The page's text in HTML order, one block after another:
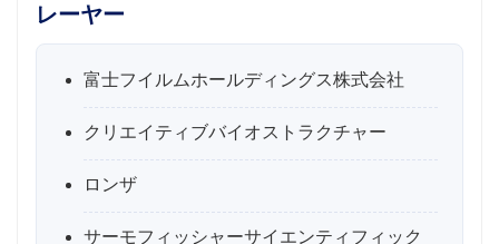
レーヤー
富士フイルムホールディングス株式会社
クリエイティブバイオストラクチャー
ロンザ
サーモフィッシャーサイエンティフィック